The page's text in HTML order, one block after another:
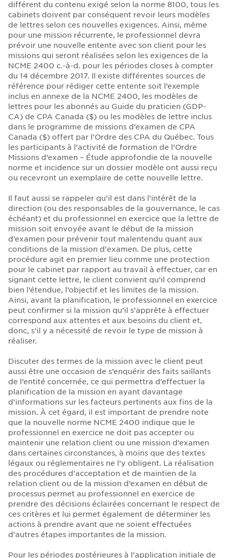
différent du contenu exigé selon la norme 8100, tous les
cabinets doivent par conséquent revoir leurs modèles
de lettres selon ces nouvelles exigences. Ainsi, même
pour une mission récurrente, le professionnel devra
prévoir une nouvelle entente avec son client pour les
missions qui seront réalisées selon les exigences de la
NCME 2400 c.-à-d. pour les périodes closes à compter
du 14 décembre 2017. Il existe différentes sources de
référence pour rédiger cette entente soit l’exemple
inclus en annexe de la NCME 2400, les modèles de
lettres pour les abonnés au Guide du praticien (GDP-
CA) de CPA Canada ($) ou les modèles de lettre inclus
dans le programme de missions d’examen de CPA
Canada ($) offert par l’Ordre des CPA du Québec. Tous
les participants à l’activité de formation de l’Ordre
Missions d’examen – Étude approfondie de la nouvelle
norme et incidence sur un dossier modèle ont aussi reçu
ou recevront un exemplaire de cette nouvelle lettre.
Il faut aussi se rappeler qu’il est dans l’intérêt de la
direction (ou des responsables de la gouvernance, le cas
échéant) et du professionnel en exercice que la lettre de
mission soit envoyée avant le début de la mission
d’examen pour prévenir tout malentendu quant aux
conditions de la mission d'examen. De plus, cette
procédure agit en premier lieu comme une protection
pour le cabinet par rapport au travail à effectuer, car en
signant cette lettre, le client convient qu’il comprend
bien l’étendue, l’objectif et les limites de la mission.
Ainsi, avant la planification, le professionnel en exercice
peut confirmer si la mission qu’il s’apprête à effectuer
correspond aux attentes et aux besoins du client et,
donc, s’il y a nécessité de revoir le type de mission à
réaliser.
Discuter des termes de la mission avec le client peut
aussi être une occasion de s’enquérir des faits saillants
de l’entité concernée, ce qui permettra d’effectuer la
planification de la mission en ayant davantage
d’informations sur les facteurs pertinents aux fins de la
mission. À cet égard, il est important de prendre note
que la nouvelle norme NCME 2400 indique que le
professionnel en exercice ne doit pas accepter ou
maintenir une relation client ou une mission d’examen
dans certaines circonstances, à moins que des textes
légaux ou réglementaires ne l’y obligent. La réalisation
des procédures d’acceptation et de maintien de la
relation client ou de la mission d’examen en début de
processus permet au professionnel en exercice de
prendre des décisions éclairées concernant le respect de
ces critères et lui permet également de déterminer les
actions à prendre avant que ne soient effectuées
d’autres étapes importantes de la mission.
Pour les périodes postérieures à l’application initiale de